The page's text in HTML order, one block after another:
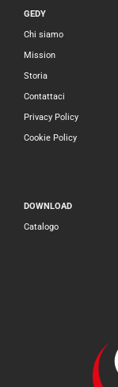
GEDY
Chi siamo
Mission
Storia
Contattaci
Privacy Policy
Cookie Policy
DOWNLOAD
Catalogo